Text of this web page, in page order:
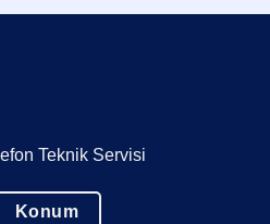
Teknik Servisi
Konum